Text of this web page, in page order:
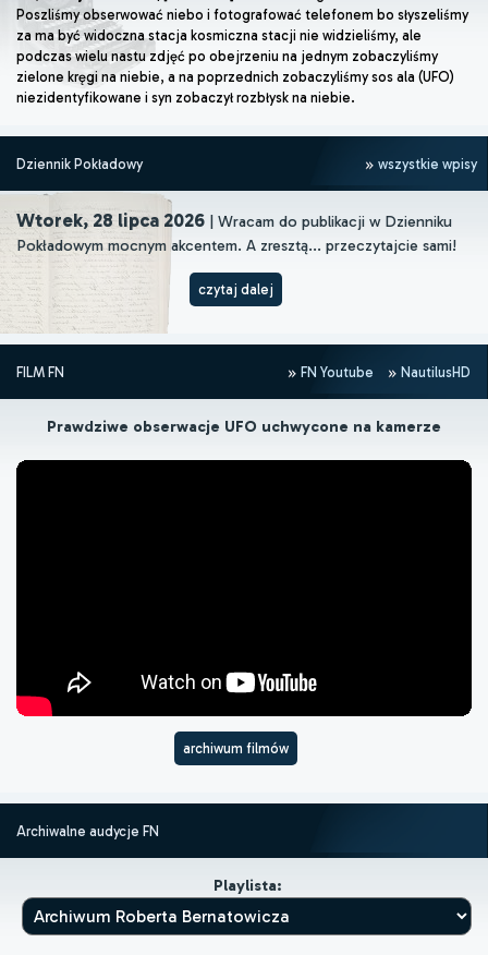
Poszliśmy obserwować niebo i fotografować telefonem bo słyszeliśmy
za ma być widoczna stacja kosmiczna stacji nie widzieliśmy, ale
podczas wielu nastu zdjęć po obejrzeniu na jednym zobaczyliśmy
zielone kręgi na niebie, a na poprzednich zobaczyliśmy sos ala (UFO)
niezidentyfikowane i syn zobaczył rozbłysk na niebie.
Dziennik Pokładowy wszystkie wpisy
Wtorek, 28 lipca 2026 | Wracam do publikacji w Dzienniku
Pokładowym mocnym akcentem. A zresztą... przeczytajcie sami!
czytaj dalej
FILM FN FN Youtube NautilusHD
Prawdziwe obserwacje UFO uchwycone na kamerze
archiwum filmów
Archiwalne audycje FN
Playlista: